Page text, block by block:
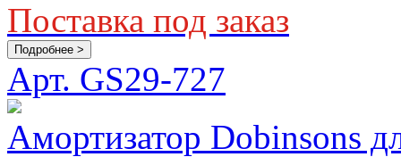
Поставка под заказ
Подробнее >
Арт. GS29-727
Амортизатор Dobinsons